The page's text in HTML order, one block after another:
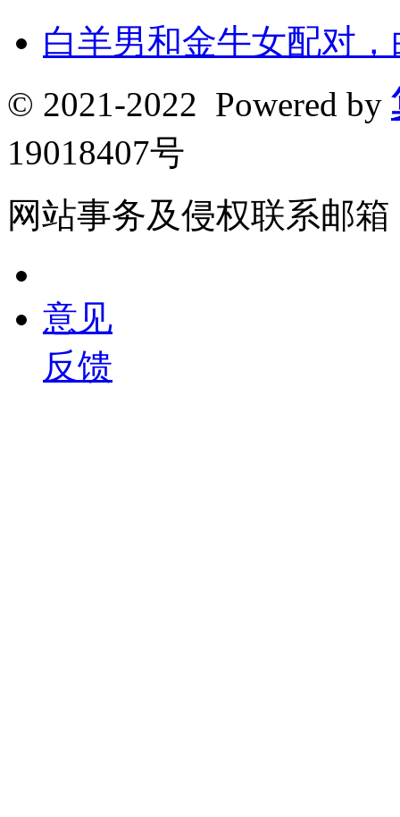
白羊男和金牛女配对
© 2021-2022 Powered by
19018407号
网站事务及侵权联系邮箱
意见
反馈